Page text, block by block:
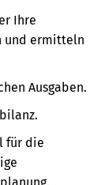
Ihre
und ermitteln
Ausgaben.
für die